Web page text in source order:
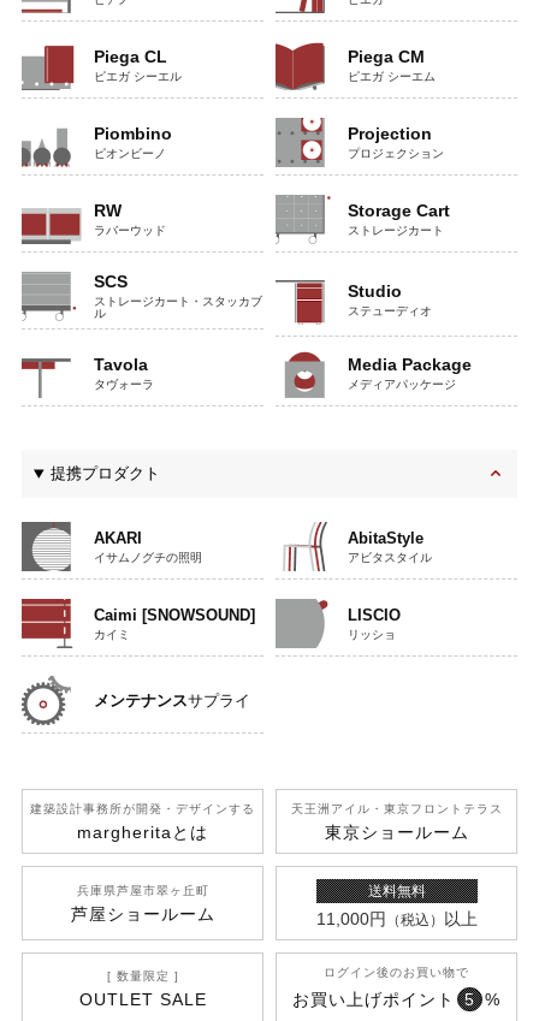
Piega CL
ピエガ シーエル
Piega CM
ピエガ シーエム
Piombino
ピオンビーノ
Projection
プロジェクション
RW
ラバーウッド
Storage Cart
ストレージカート
SCS
ストレージカート・スタッカブ
ル
Studio
ステューディオ
Tavola
タヴォーラ
Media Package
メディアパッケージ
提携プロダクト
AKARI
イサムノグチの照明
AbitaStyle
アビタスタイル
Caimi [SNOWSOUND]
カイミ
LISCIO
リッショ
メンテナンスサプライ
建築設計事務所が開発 ・デザインする
margheritaとは
天王洲アイル ・東京フロントテラス
東京ショールーム
兵庫県芦屋市翠ヶ丘町
芦屋ショールーム
送料無料
11,000円 （税込） 以上
[ 数量限定 ]
OUTLET SALE
ログイン後のお買い物で
お買い上げポイント 5 %